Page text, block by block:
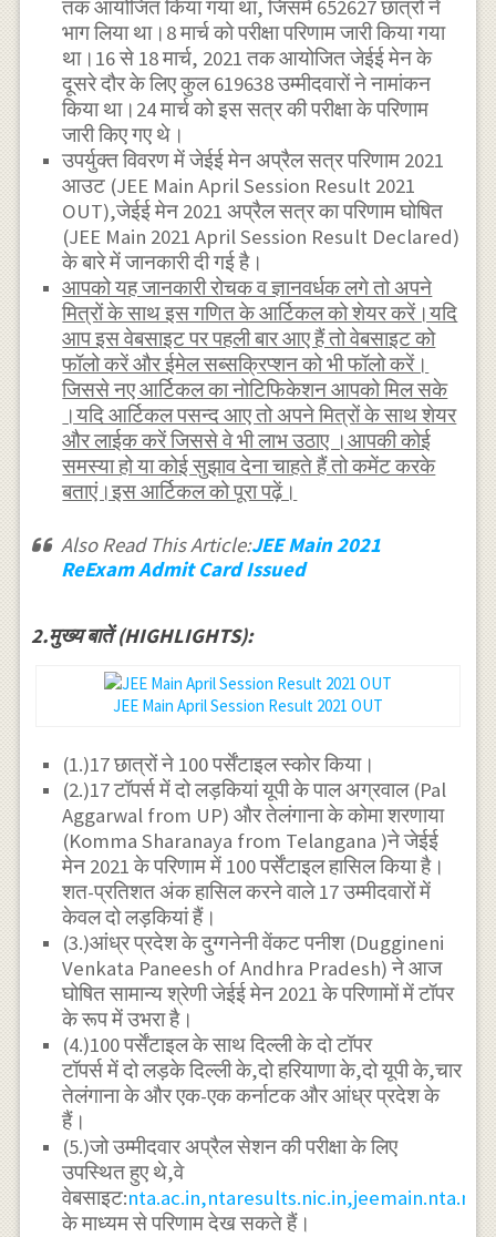
तक आयोजित किया गया था, जिसमें 652627 छात्रों ने
भाग लिया था।8 मार्च को परीक्षा परिणाम जारी किया गया
था।16 से 18 मार्च, 2021 तक आयोजित जेईई मेन के
दूसरे दौर के लिए कुल 619638 उम्मीदवारों ने नामांकन
किया था।24 मार्च को इस सत्र की परीक्षा के परिणाम
जारी किए गए थे।
उपर्युक्त विवरण में जेईई मेन अप्रैल सत्र परिणाम 2021
आउट (JEE Main April Session Result 2021
OUT),जेईई मेन 2021 अप्रैल सत्र का परिणाम घोषित
(JEE Main 2021 April Session Result Declared)
के बारे में जानकारी दी गई है।
आपको यह जानकारी रोचक व ज्ञानवर्धक लगे तो अपने
मित्रों के साथ इस गणित के आर्टिकल को शेयर करें।यदि
आप इस वेबसाइट पर पहली बार आए हैं तो वेबसाइट को
फॉलो करें और ईमेल सब्सक्रिप्शन को भी फॉलो करें।
जिससे नए आर्टिकल का नोटिफिकेशन आपको मिल सके
।यदि आर्टिकल पसन्द आए तो अपने मित्रों के साथ शेयर
और लाईक करें जिससे वे भी लाभ उठाए ।आपकी कोई
समस्या हो या कोई सुझाव देना चाहते हैं तो कमेंट करके
बताएं।इस आर्टिकल को पूरा पढ़ें।
Also Read This Article:JEE Main 2021
ReExam Admit Card Issued
2.मुख्य बातें (HIGHLIGHTS):
JEE Main April Session Result 2021 OUT
(1.)17 छात्रों ने 100 पर्सेंटाइल स्कोर किया।
(2.)17 टॉपर्स में दो लड़कियां यूपी के पाल अग्रवाल (Pal
Aggarwal from UP) और तेलंगाना के कोमा शरणाया
(Komma Sharanaya from Telangana )ने जेईई
मेन 2021 के परिणाम में 100 पर्सेंटाइल हासिल किया है।
शत-प्रतिशत अंक हासिल करने वाले 17 उम्मीदवारों में
केवल दो लड़कियां हैं।
(3.)आंध्र प्रदेश के दुग्गनेनी वेंकट पनीश (Duggineni
Venkata Paneesh of Andhra Pradesh) ने आज
घोषित सामान्य श्रेणी जेईई मेन 2021 के परिणामों में टॉपर
के रूप में उभरा है।
(4.)100 पर्सेंटाइल के साथ दिल्ली के दो टॉपर
टॉपर्स में दो लड़के दिल्ली के,दो हरियाणा के,दो यूपी के,चार
तेलंगाना के और एक-एक कर्नाटक और आंध्र प्रदेश के
हैं।
(5.)जो उम्मीदवार अप्रैल सेशन की परीक्षा के लिए
उपस्थित हुए थे,वे
वेबसाइट:
के माध्यम से परिणाम देख सकते हैं।